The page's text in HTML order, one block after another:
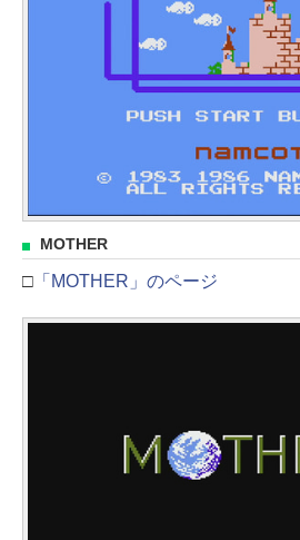
MOTHER
□ 「MOTHER」のページ